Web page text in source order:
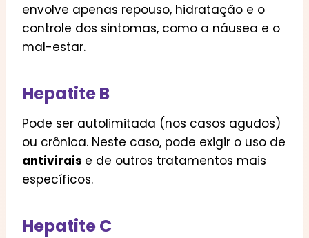
envolve apenas repouso, hidratação e o
controle dos sintomas, como a náusea e o
mal-estar.
Hepatite B
Pode ser autolimitada (nos casos agudos)
ou crônica. Neste caso, pode exigir o uso de
antivirais e de outros tratamentos mais
específicos.
Hepatite C